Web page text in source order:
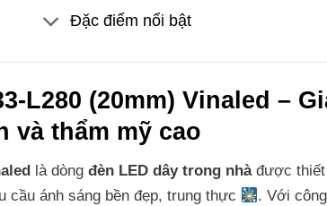
Đặc điểm nổi bật
L280 (20mm) Vinaled –
và thẩm mỹ cao
là dòng đèn LED dây trong nhàđược thiết
cầu ánh sáng bền đẹp, trung thực
. Với